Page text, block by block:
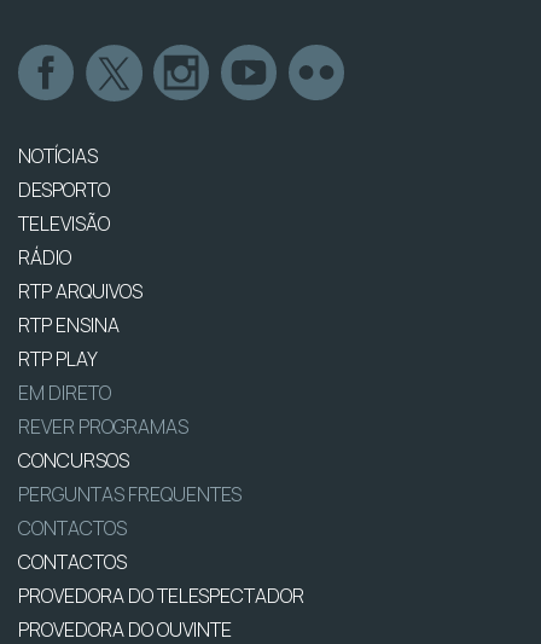
NOTÍCIAS
DESPORTO
TELEVISÃO
RÁDIO
RTP ARQUIVOS
RTP ENSINA
RTP PLAY
EM DIRETO
REVER PROGRAMAS
CONCURSOS
PERGUNTAS FREQUENTES
CONTACTOS
CONTACTOS
PROVEDORA DO TELESPECTADOR
PROVEDORA DO OUVINTE